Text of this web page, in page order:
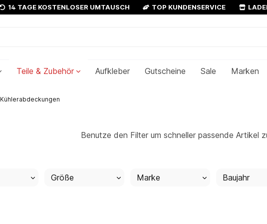
14 TAGE KOSTENLOSER UMTAUSCH TOP KUNDENSERVICE
Teile & Zubehör Aufkleber Gutscheine Sale Marken
Kühlerabdeckungen
Benutze den Filter um schneller passende Artikel
Größe Marke Baujahr